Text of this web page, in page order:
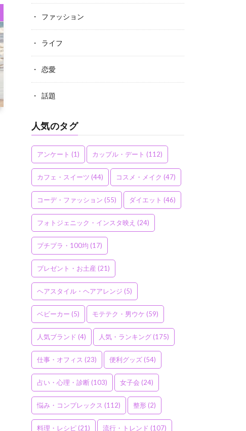
ファッション
ライフ
恋愛
話題
人気のタグ
アンケート (1) カップル・デート (112)
カフェ・スイーツ (44) コスメ・メイク (47)
コーデ・ファッション (55) ダイエット (46)
フォトジェニック・インスタ映え (24)
プチプラ・100均 (17)
プレゼント・お土産 (21)
ヘアスタイル・ヘアアレンジ (5)
ベビーカー (5) モテテク・男ウケ (59)
人気ブランド (4) 人気・ランキング(175)
仕事・オフィス (23) 便利グッズ(54)
占い・心理・診断(103) 女子会 (24)
悩み・コンプレックス (112) 整形(2)
料理・レシピ(21) 流行・トレンド (107)